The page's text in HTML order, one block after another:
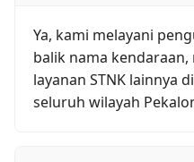
Ya, kami melayani
balik nama
layanan STNK lainnya
seluruh wilayah